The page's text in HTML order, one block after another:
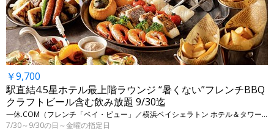
￥9,700
駅直結4.5星ホテル最上階ラウンジ “暑くない”フレンチBBQ
クラフトビール含む飲み放題 9/30迄
一休.COM（フレンチ「ベイ・ビュー」／横浜ベイシェラトン ホテル＆タワーズ） • 神奈川・横浜
7/30～9/30の日～金曜の指定日